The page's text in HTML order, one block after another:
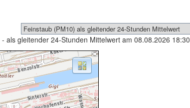
- als gleitender 24-Stunden Mittelwert am 08.08.2026 18:30